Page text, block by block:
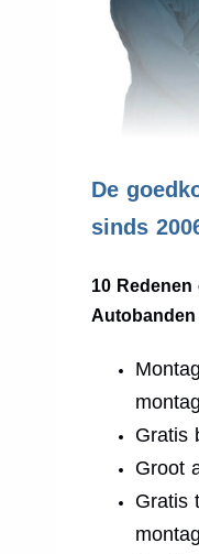
De
sinds
10
Gratis
Groot
Gratis